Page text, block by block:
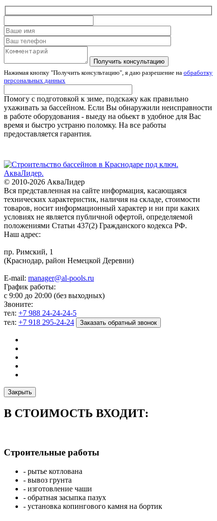
Получить консультацию
Нажимая кнопку "Получить консультацию", я даю разрешение на обработку
персональных данных
Помогу с подготовкой к зиме, подскажу как правильно
ухаживать за бассейном. Если Вы обнаружили неисправности
в работе оборудования - выеду на обьект в удобное для Вас
время и быстро устраню поломку. На все работы
предоставляется гарантия.
© 2010-2026 АкваЛидер
Вся представленная на сайте информация, касающаяся
технических характеристик, наличия на складе, стоимости
товаров, носит информационный характер и ни при каких
условиях не является публичной офертой, определяемой
положениями Статьи 437(2) Гражданского кодекса РФ.
Наш адрес:
пр. Римский, 1
(Краснодар, район Немецкой Деревни)
E-mail: manager@al-pools.ru
График работы:
с 9:00 до 20:00 (без выходных)
Звоните:
тел: +7 988 24-24-24-5
тел: +7 918 295-24-24 Заказать обратный звонок
Закрыть
В СТОИМОСТЬ ВХОДИТ:
Строительные работы
- рытье котлована
- вывоз грунта
- изготовление чаши
- обратная засыпка пазух
- установка копингового камня на бортик